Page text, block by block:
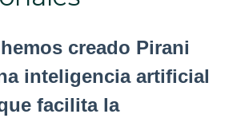
creado Pirani
inteligencia artificial
facilita la